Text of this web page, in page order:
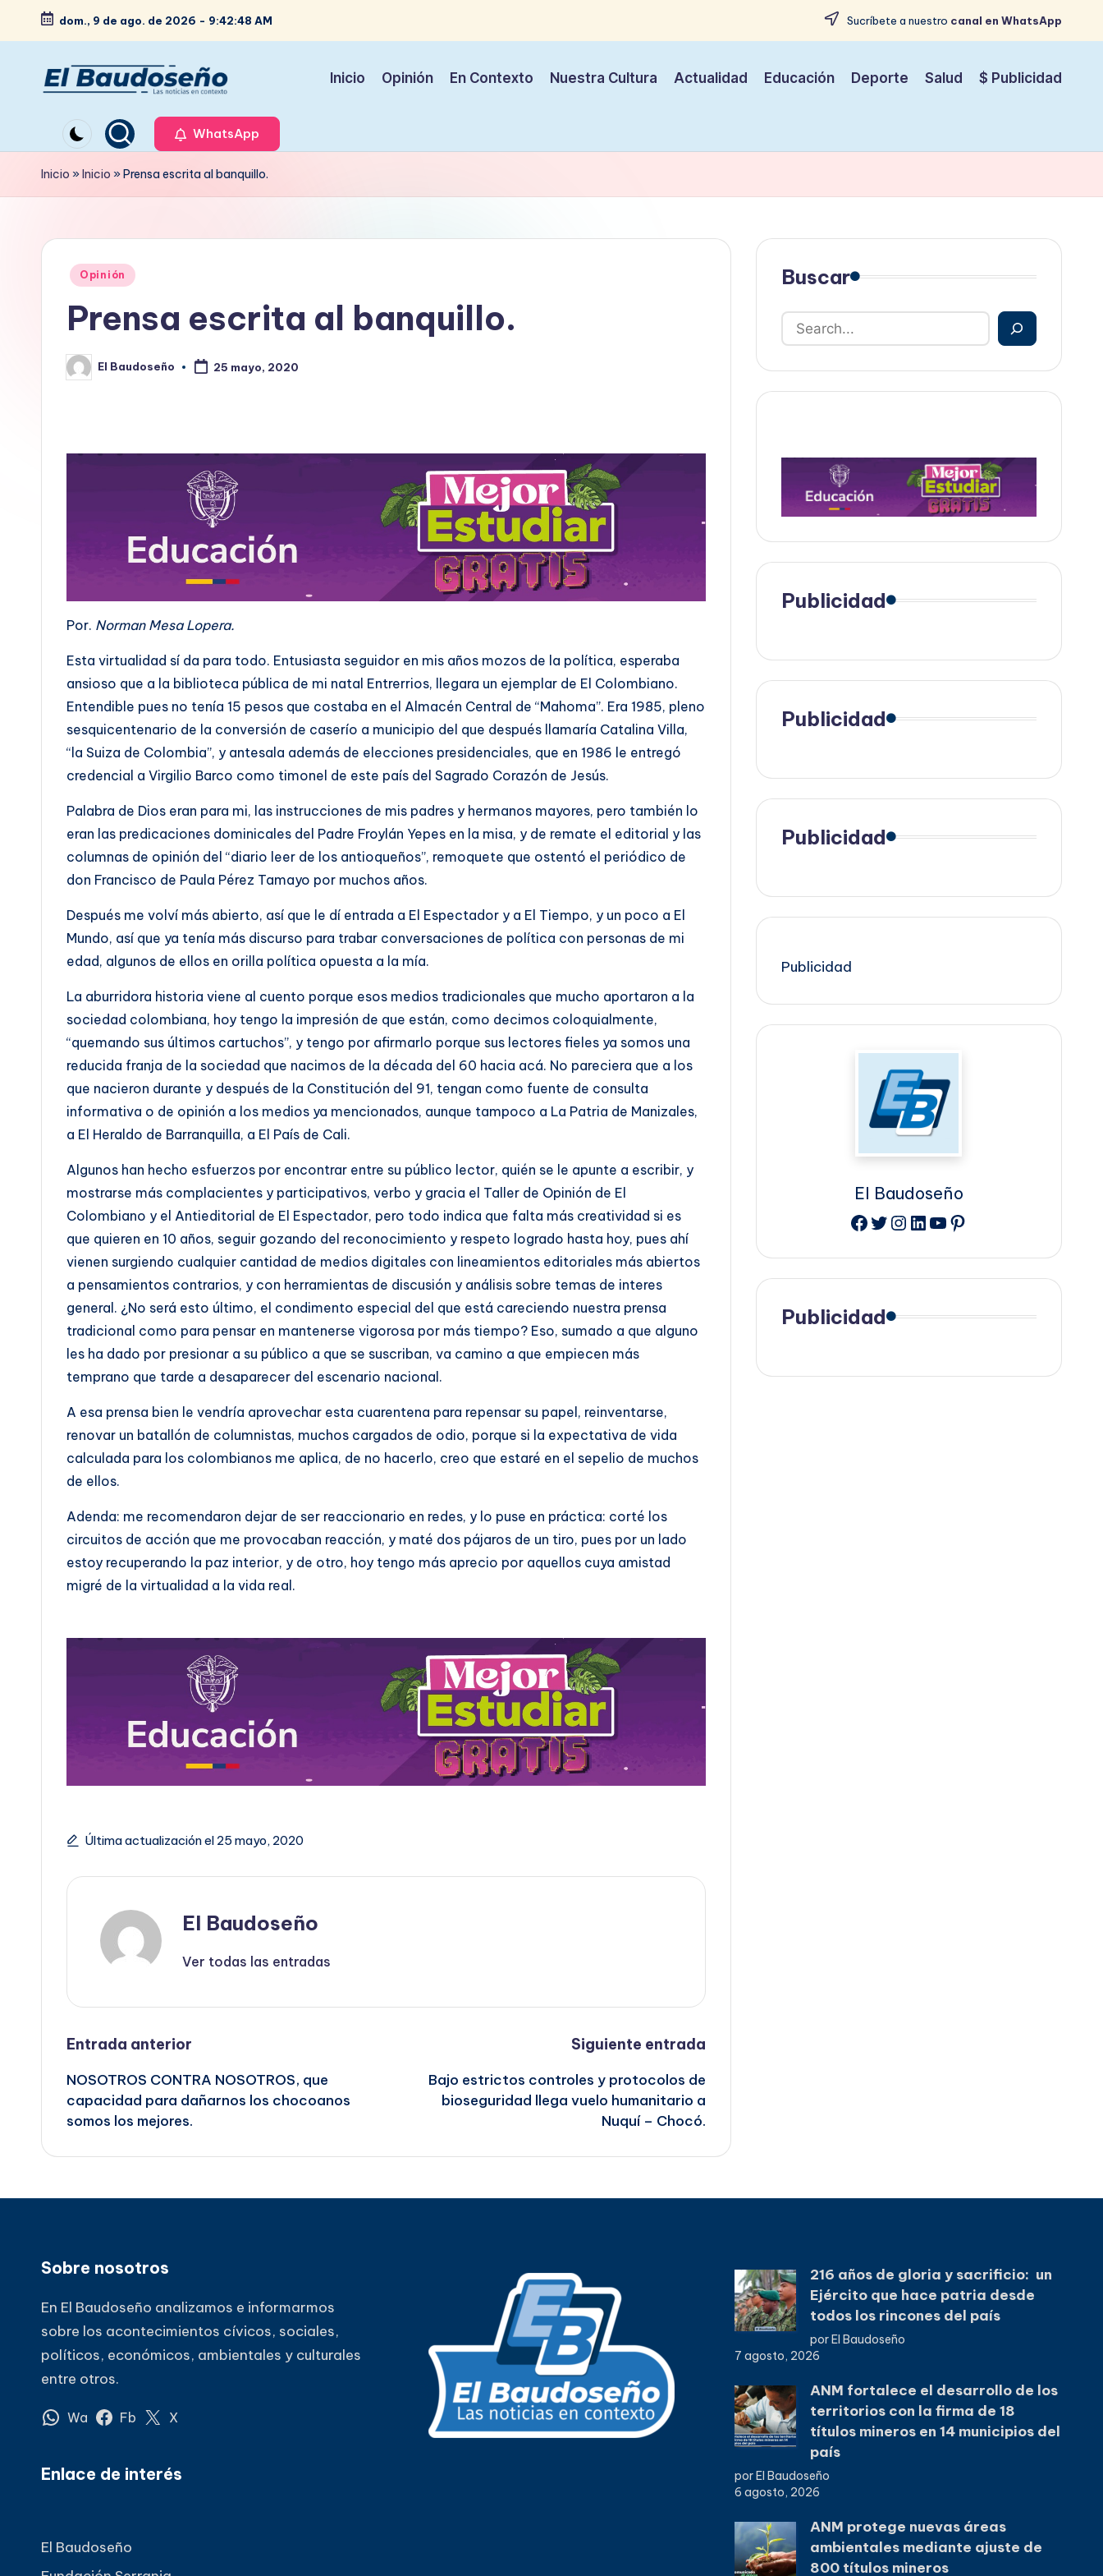
Saltar
contenido
dom., 9 de ago. de 2026 - 9:42:49 AM Sucríbete a nuestro canal en WhatsApp
e
ri
d
noticias
en
contexto
Inicio Opinión En Contexto Nuestra Cultura Actualidad Educación Deporte Salud $ Publicidad
WhatsApp
Inicio »Inicio »Prensa escrita al banquillo.
Publicado
Opinión
Prensa escrita al banquillo.
Publicado
por
El Baudoseño 25 mayo, 2020
Por. Norman Mesa Lopera.
Esta virtualidad sí da para todo. Entusiasta seguidor en mis años mozos de la política, esperaba
ansioso que a la biblioteca pública de mi natal Entrerrios, llegara un ejemplar de El Colombiano.
Entendible pues no tenía 15 pesos que costaba en el Almacén Central de “Mahoma”. Era 1985, pleno
sesquicentenario de la conversión de caserío a municipio del que después llamaría Catalina Villa,
“la Suiza de Colombia”, y antesala además de elecciones presidenciales, que en 1986 le entregó
credencial a Virgilio Barco como timonel de este país del Sagrado Corazón de Jesús.
Palabra de Dios eran para mi, las instrucciones de mis padres y hermanos mayores, pero también lo
eran las predicaciones dominicales del Padre Froylán Yepes en la misa, y de remate el editorial y las
columnas de opinión del “diario leer de los antioqueños”, remoquete que ostentó el periódico de
don Francisco de Paula Pérez Tamayo por muchos años.
Después me volví más abierto, así que le dí entrada a El Espectador y a El Tiempo, y un poco a El
Mundo, así que ya tenía más discurso para trabar conversaciones de política con personas de mi
edad, algunos de ellos en orilla política opuesta a la mía.
La aburridora historia viene al cuento porque esos medios tradicionales que mucho aportaron a la
sociedad colombiana, hoy tengo la impresión de que están, como decimos coloquialmente,
“quemando sus últimos cartuchos”, y tengo por afirmarlo porque sus lectores fieles ya somos una
reducida franja de la sociedad que nacimos de la década del 60 hacia acá. No pareciera que a los
que nacieron durante y después de la Constitución del 91, tengan como fuente de consulta
informativa o de opinión a los medios ya mencionados, aunque tampoco a La Patria de Manizales,
a El Heraldo de Barranquilla, a El País de Cali.
Algunos han hecho esfuerzos por encontrar entre su público lector, quién se le apunte a escribir, y
mostrarse más complacientes y participativos, verbo y gracia el Taller de Opinión de El
Colombiano y el Antieditorial de El Espectador, pero todo indica que falta más creatividad si es
que quieren en 10 años, seguir gozando del reconocimiento y respeto logrado hasta hoy, pues ahí
vienen surgiendo cualquier cantidad de medios digitales con lineamientos editoriales más abiertos
a pensamientos contrarios, y con herramientas de discusión y análisis sobre temas de interes
general. ¿No será esto último, el condimento especial del que está careciendo nuestra prensa
tradicional como para pensar en mantenerse vigorosa por más tiempo? Eso, sumado a que alguno
les ha dado por presionar a su público a que se suscriban, va camino a que empiecen más
temprano que tarde a desaparecer del escenario nacional.
A esa prensa bien le vendría aprovechar esta cuarentena para repensar su papel, reinventarse,
renovar un batallón de columnistas, muchos cargados de odio, porque si la expectativa de vida
calculada para los colombianos me aplica, de no hacerlo, creo que estaré en el sepelio de muchos
de ellos.
Adenda: me recomendaron dejar de ser reaccionario en redes, y lo puse en práctica: corté los
circuitos de acción que me provocaban reacción, y maté dos pájaros de un tiro, pues por un lado
estoy recuperando la paz interior, y de otro, hoy tengo más aprecio por aquellos cuya amistad
migré de la virtualidad a la vida real.
Última actualización el 25 mayo, 2020
El Baudoseño
Ver todas las entradas
Navegación
de
entradas
Entrada anterior
NOSOTROS CONTRA NOSOTROS, que
capacidad para dañarnos los chocoanos
somos los mejores.
Siguiente entrada
Bajo estrictos controles y protocolos de
bioseguridad llega vuelo humanitario a
Nuquí – Chocó.
Buscar
Publicidad
Publicidad
Publicidad
Publicidad
El Baudoseño
Facebook
Twitter
Instagram
LinkedIn
YouTube
Pinterest
Publicidad
Sobre nosotros
En El Baudoseño analizamos e informarmos
sobre los acontecimientos cívicos, sociales,
políticos, económicos, ambientales y culturales
entre otros.
Wa Fb X
Enlace de interés
El Baudoseño
216 años de gloria y sacrificio: un
Ejército que hace patria desde
todos los rincones del país
por El Baudoseño
7 agosto, 2026
ANM fortalece el desarrollo de los
territorios con la firma de 18
títulos mineros en 14 municipios del
país
por El Baudoseño
6 agosto, 2026
ANM protege nuevas áreas
ambientales mediante ajuste de
800 títulos mineros